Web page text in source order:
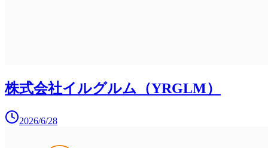
株式会社イルグルム（YRGLM）
2026/6/28